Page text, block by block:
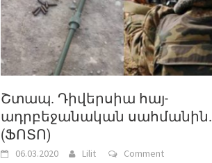
Շտապ. Դիվերսիա հայ-
ադրբեջանական սահմանին.
(ՖՈՏՈ)
06.03.2020 Lilit Comment